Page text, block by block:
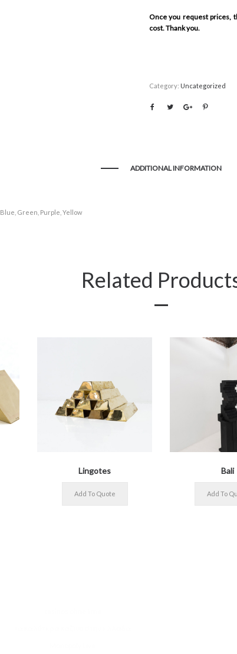
Once you request prices,
cost. Thank you.
Category: Uncategorized
ADDITIONAL INFORMATION
Blue, Green, Purple, Yellow
Related
Lingotes Bali